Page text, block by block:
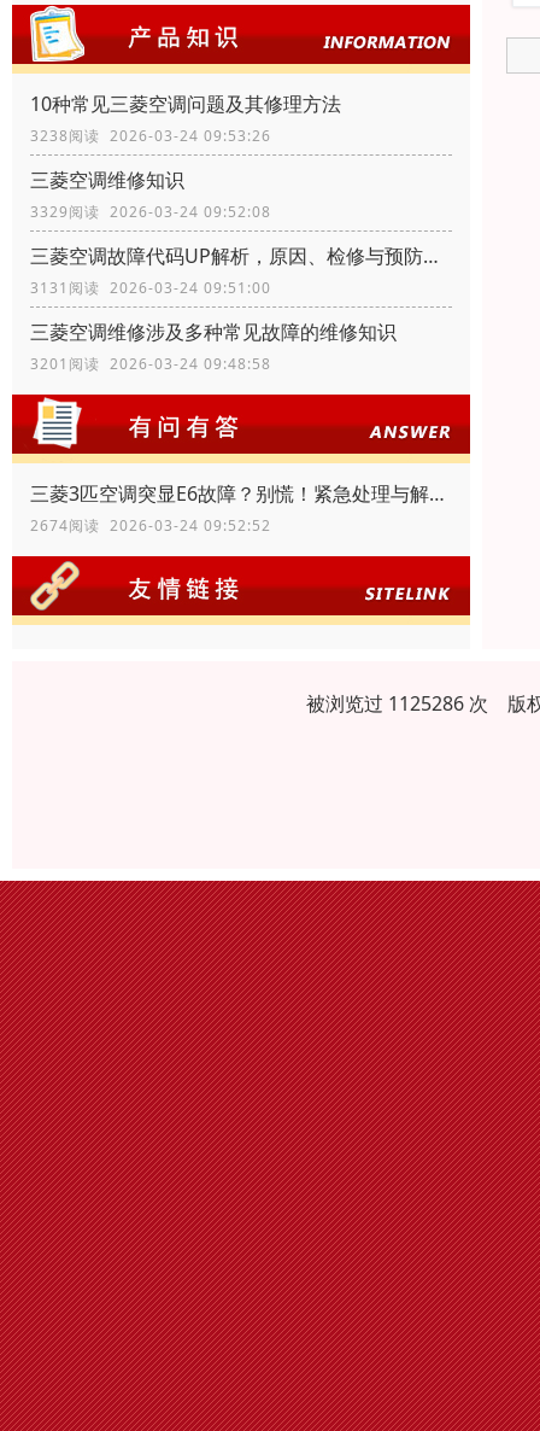
10种常见三菱空调问题及其修理方法
3238阅读 2026-03-24 09:53:26
三菱空调维修知识
3329阅读 2026-03-24 09:52:08
三菱空调故障代码UP解析，原因、检修与预防措施
3131阅读 2026-03-24 09:51:00
三菱空调维修涉及多种常见故障的维修知识
3201阅读 2026-03-24 09:48:58
三菱3匹空调突显E6故障？别慌！紧急处理与解决指南
2674阅读 2026-03-24 09:52:52
被浏览过 1125286 次 版